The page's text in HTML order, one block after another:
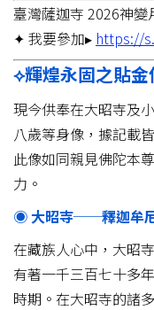
臺灣薩迦寺 2026神
✦ 我要參加▸ https://
⟡輝煌永固之貼金
現今供奉在大昭寺及
八歲等身像，據記載
此像如同親見佛陀本
力。
◉ 大昭寺──釋迦牟尼
在藏族人心中，大昭
有著一千三百七十多
時期。在大昭寺的諸